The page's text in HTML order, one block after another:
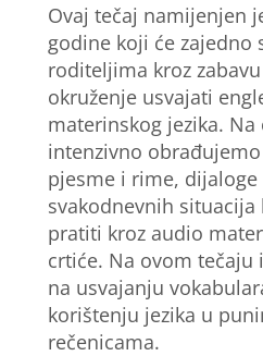
Ovaj tečaj namijenjen
godine koji će zajedno
roditeljima kroz
okruženje usvajati
materinskog jezika.
intenzivno
pjesme i rime,
svakodnevnih
pratiti kroz audio
crtiće. Na ovom
na usvajanju
korištenju jezika u
rečenicama.